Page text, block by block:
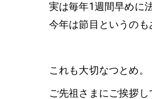
実は毎年1週間早めに
今年は節目というのも
これも大切なつとめ。
ご先祖さまにご挨拶し